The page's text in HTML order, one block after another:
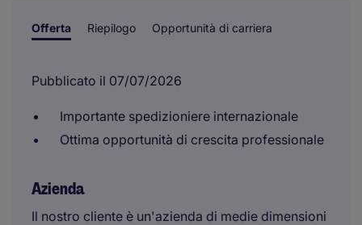
Offerta Riepilogo Opportunità di carriera
Pubblicato il 07/07/2026
Importante spedizioniere internazionale
Ottima opportunità di crescita professionale
Azienda
Il nostro cliente è un'azienda di medie dimensioni